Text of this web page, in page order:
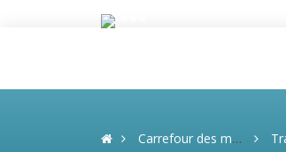
Carrefour des mémoires